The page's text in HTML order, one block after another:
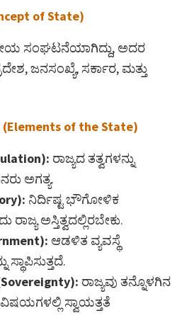
of State)
ಸಂಘಟನೆಯಾಗಿದ್ದು, ಅದರ
ಜನಸಂಖ್ಯೆ, ಸರ್ಕಾರ, ಮತ್ತು
of the State)
ರಾಜ್ಯದ ತತ್ವಗಳನ್ನು
ಅಗತ್ಯ.
ನಿರ್ದಿಷ್ಟ ಭೌಗೋಳಿಕ
ರಾಜ್ಯ ಅಸ್ತಿತ್ವದಲ್ಲಿರಬೇಕು.
ಆಡಳಿತ ವ್ಯವಸ್ಥೆ
ಸ್ಥಾಪಿಸುತ್ತದೆ.
ರಾಜ್ಯವು ತನ್ನೊಳಗಿನ
ಸ್ವಾಯತ್ತತೆ